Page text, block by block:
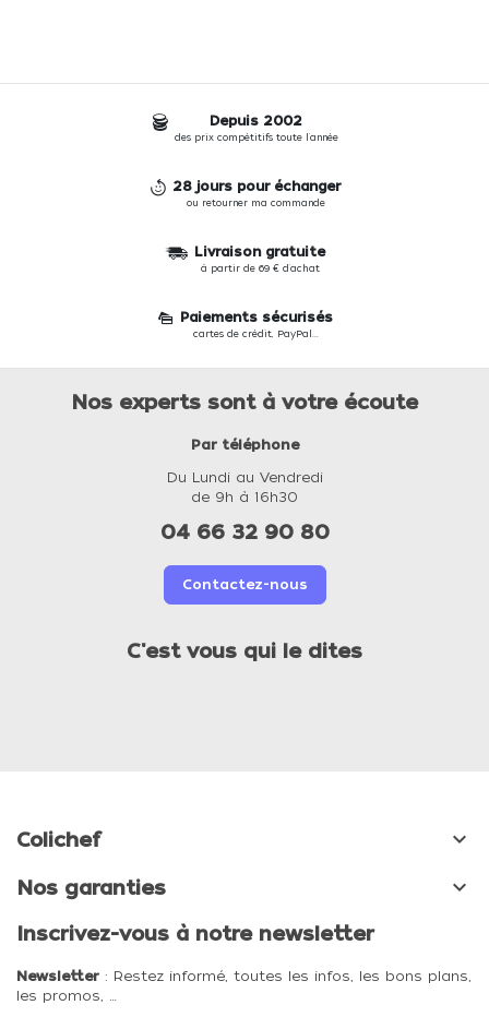
Depuis 2002
des prix compétitifs toute l'année
28 jours pour échanger
ou retourner ma commande
Livraison gratuite
à partir de 69 € d'achat
Paiements sécurisés
cartes de crédit, PayPal...
Nos experts sont à votre écoute
Par téléphone
Du Lundi au Vendredi
de 9h à 16h30
04 66 32 90 80
Contactez-nous
C'est vous qui le dites
Colichef 
Nos garanties 
Inscrivez-vous à notre newsletter
Newsletter : Restez informé, toutes les infos, les bons plans,
les promos, …